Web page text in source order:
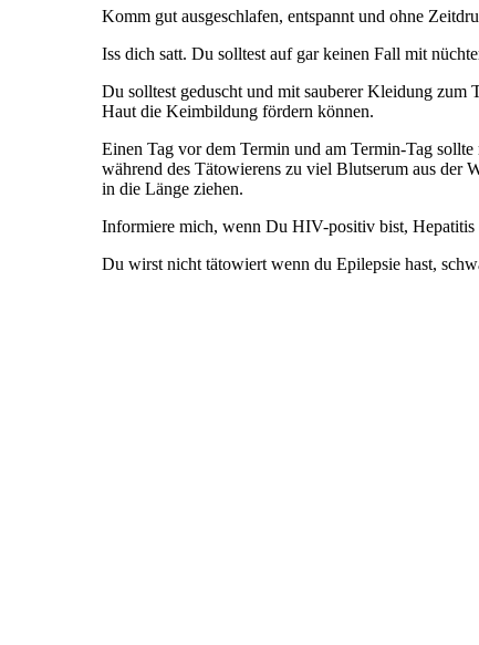
Komm gut ausgeschlafen, entspannt und ohne
Iss dich satt. Du solltest auf gar keinen Fall mit
Du solltest geduscht und mit sauberer Kleidung
Haut die Keimbildung fördern können.
Einen Tag vor dem Termin und am Termin-Tag
während des Tätowierens zu viel Blutserum aus der
in die Länge ziehen.
Informiere mich, wenn Du HIV-positiv bist, Hepatitis
Du wirst nicht tätowiert wenn du Epilepsie hast,